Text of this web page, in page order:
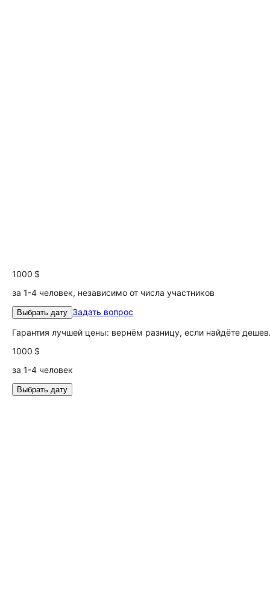
1000 $
за 1-4 человек, независимо от числа участников
Выбрать дату Задать вопрос
Гарантия лучшей цены: вернём разницу, если найдёте
1000 $
за 1-4 человек
Выбрать дату